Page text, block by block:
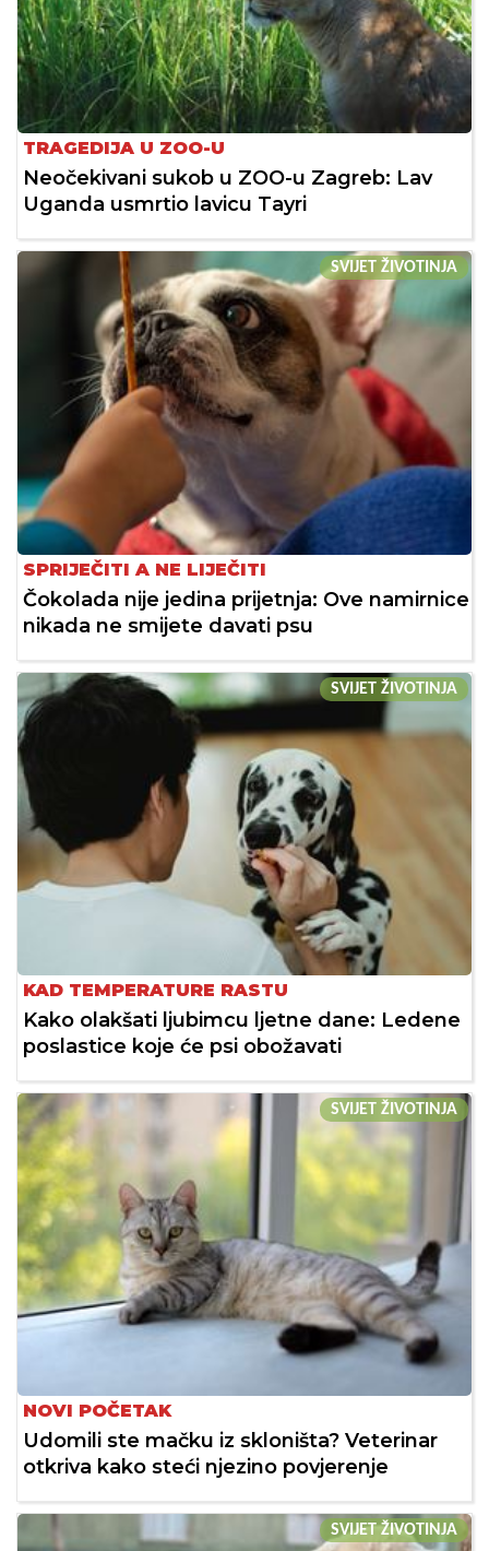
TRAGEDIJA U ZOO-U
Neočekivani sukob u ZOO-u Zagreb: Lav
Uganda usmrtio lavicu Tayri
SVIJET ŽIVOTINJA
SPRIJEČITI A NE LIJEČITI
Čokolada nije jedina prijetnja: Ove namirnice
nikada ne smijete davati psu
SVIJET ŽIVOTINJA
KAD TEMPERATURE RASTU
Kako olakšati ljubimcu ljetne dane: Ledene
poslastice koje će psi obožavati
SVIJET ŽIVOTINJA
NOVI POČETAK
Udomili ste mačku iz skloništa? Veterinar
otkriva kako steći njezino povjerenje
SVIJET ŽIVOTINJA